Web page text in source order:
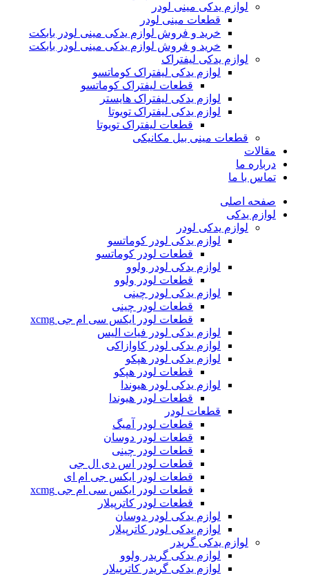
لوازم یدکی مینی لودر
قطعات مینی لودر
خرید و فروش لوازم یدکی مینی لودر بابکت
خرید و فروش لوازم یدکی مینی لودر بابکت
لوازم یدکی لیفتراک
لوازم یدکی لیفتراک کوماتسو
قطعات لیفتراک کوماتسو
لوازم یدکی لیفتراک هایستر
لوازم یدکی لیفتراک تویوتا
قطعات لیفتراک تویوتا
قطعات مینی بیل مکانیکی
ما
با ما
اصلی
یدکی
لوازم یدکی لودر
لوازم یدکی لودر کوماتسو
قطعات لودر کوماتسو
لوازم یدکی لودر ولوو
قطعات لودر ولوو
لوازم یدکی لودر چینی
قطعات لودر چینی
قطعات لودر ایکس سی ام جی xcmg
لوازم یدکی لودر فیات الیس
لوازم یدکی لودر کاوازاکی
لوازم یدکی لودر هپکو
قطعات لودر هپکو
لوازم یدکی لودر هیوندا
قطعات لودر هیوندا
قطعات لودر
قطعات لودر آمیگ
قطعات لودر دوسان
قطعات لودر چینی
قطعات لودر اس دی ال جی
قطعات لودر ایکس جی ام ای
قطعات لودر ایکس سی ام جی xcmg
قطعات لودر کاترپیلار
لوازم یدکی لودر دوسان
لوازم یدکی لودر کاترپیلار
لوازم یدکی گریدر
لوازم یدکی گریدر ولوو
لوازم یدکی گریدر کاترپیلار